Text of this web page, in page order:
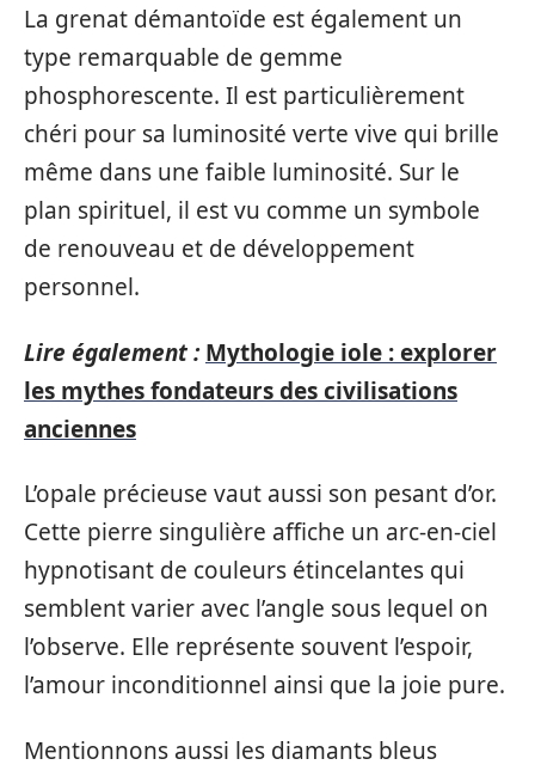
La grenat démantoïde est également un
type remarquable de gemme
phosphorescente. Il est particulièrement
chéri pour sa luminosité verte vive qui brille
même dans une faible luminosité. Sur le
plan spirituel, il est vu comme un symbole
de renouveau et de développement
personnel.
Lire également : Mythologie iole : explorer
les mythes fondateurs des civilisations
anciennes
L’opale précieuse vaut aussi son pesant d’or.
Cette pierre singulière affiche un arc-en-ciel
hypnotisant de couleurs étincelantes qui
semblent varier avec l’angle sous lequel on
l’observe. Elle représente souvent l’espoir,
l’amour inconditionnel ainsi que la joie pure.
Mentionnons aussi les diamants bleus